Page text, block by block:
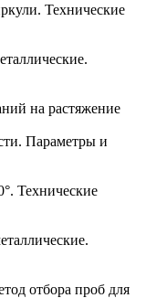
Технические
на растяжение
Параметры и
Технические
отбора проб для